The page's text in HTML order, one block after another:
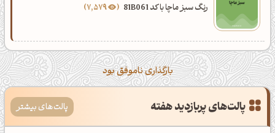
رنگ سبز ماچا با کد 81B061 7,579
بارگذاری ناموفق بود
پالت‌های پربازدید هفته پالت‌های بیشتر